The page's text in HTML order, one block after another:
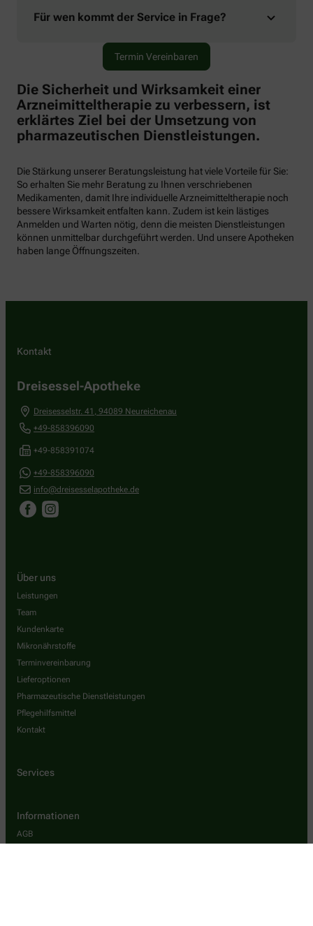
Für wen kommt der Service in Frage?
Termin Vereinbaren
Die Sicherheit und Wirksamkeit einer
Arzneimitteltherapie zu verbessern, ist
erklärtes Ziel bei der Umsetzung von
pharmazeutischen Dienstleistungen.
Die Stärkung unserer Beratungsleistung hat viele Vorteile für Sie:
So erhalten Sie mehr Beratung zu Ihnen verschriebenen
Medikamenten, damit Ihre individuelle Arzneimitteltherapie noch
bessere Wirksamkeit entfalten kann. Zudem ist kein lästiges
Anmelden und Warten nötig, denn die meisten Dienstleistungen
können unmittelbar durchgeführt werden. Und unsere Apotheken
haben lange Öffnungszeiten.
Kontakt
Dreisessel-Apotheke
Dreisesselstr. 41 , 94089 Neureichenau
+49-858396090
+49-858391074
+49-858396090
info@dreisesselapotheke.de
Über uns
Leistungen
Team
Kundenkarte
Mikronährstoffe
Terminvereinbarung
Lieferoptionen
Pharmazeutische Dienstleistungen
Pflegehilfsmittel
Kontakt
Services
Informationen
AGB